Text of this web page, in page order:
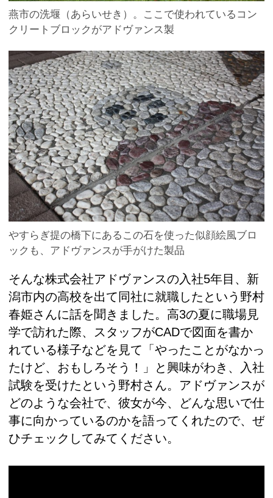
燕市の洗堰（あらいせき）。ここで使われているコン
クリートブロックがアドヴァンス製
やすらぎ提の橋下にあるこの石を使った似顔絵風ブロ
ックも、アドヴァンスが手がけた製品
そんな株式会社アドヴァンスの入社5年目、新
潟市内の高校を出て同社に就職したという野村
春姫さんに話を聞きました。高3の夏に職場見
学で訪れた際、スタッフがCADで図面を書か
れている様子などを見て「やったことがなかっ
たけど、おもしろそう！」と興味がわき、入社
試験を受けたという野村さん。アドヴァンスが
どのような会社で、彼女が今、どんな思いで仕
事に向かっているのかを語ってくれたので、ぜ
ひチェックしてみてください。